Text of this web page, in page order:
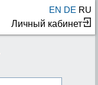
EN DE RU
Личный кабинет